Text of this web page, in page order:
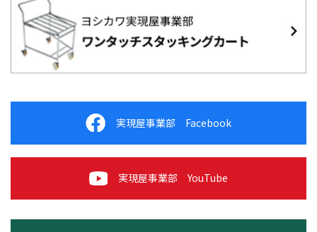
実現屋事業部 Facebook
実現屋事業部 YouTube